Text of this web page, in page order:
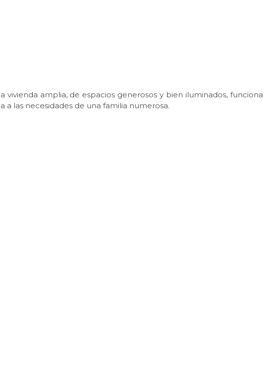
vivienda amplia, de espacios generosos y bien iluminados,
a las necesidades de una familia numerosa.